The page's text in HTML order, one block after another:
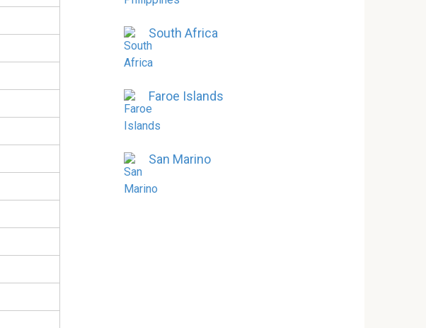
South Africa
Faroe Islands
San Marino